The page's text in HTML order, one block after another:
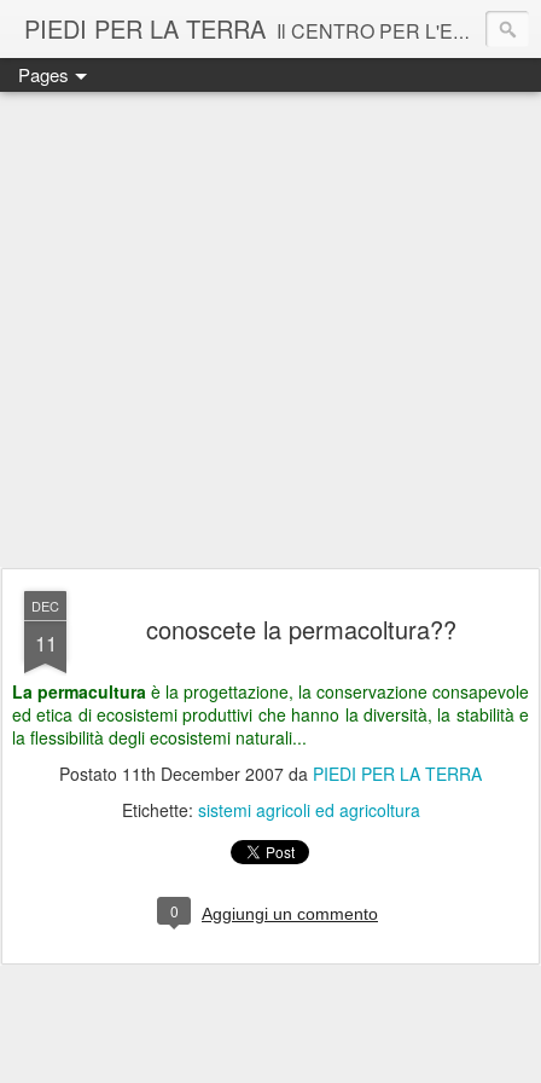
PIEDI PER LA TERRA Il CENTRO PER L'EDUCAZIONE ECOLOGICA - Comunità Rurale Urbana Vigna di San Martino - si propone come spazio laboratorio per il recupero e la condivisione della cultura della Terra secondo l'approccio Sistemico all' Ecologia: tra formazione, agricoltura, arte e pratiche della sostenibilità. Si rivolge a tutta la cittadinanza ed in particolare ai bambini. La Vigna di San Martino, cuore verde bio di sette ettari nel centro storico di Napoli, antico podere Certosa, è patrimonio dell'UNESCO.
Pages
DEC
11 conoscete la permacoltura??
La permacultura è la progettazione, la conservazione consapevole
ed etica di ecosistemi produttivi che hanno la diversità, la stabilità e
la flessibilità degli ecosistemi naturali...
Postato 11th December 2007 da PIEDI PER LA TERRA
Etichette: sistemi agricoli ed agricoltura
0 Aggiungi un commento